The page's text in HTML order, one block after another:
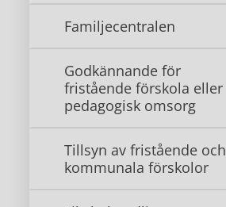
Familjecentralen
Godkännande för
fristående förskola eller
pedagogisk omsorg
Tillsyn av fristående och
kommunala förskolor